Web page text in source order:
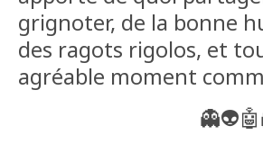
grignoter, de la bonne
des ragots rigolos, et
agréable moment